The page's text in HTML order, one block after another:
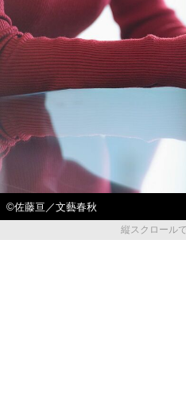
©佐藤亘／文藝春秋
縦スクロール